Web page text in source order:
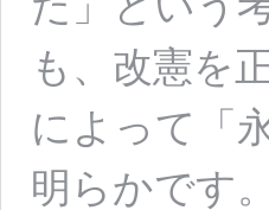
も、改憲を
によって「
明らかです